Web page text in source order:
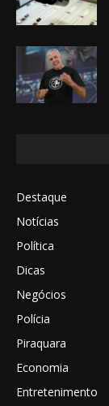
Destaque
Notícias
Política
Dicas
Negócios
Polícia
Piraquara
Economia
Entretenimento